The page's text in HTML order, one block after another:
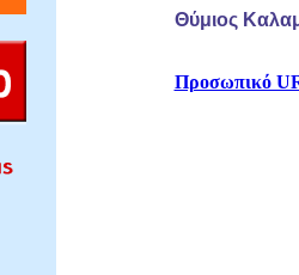
Θύμιος
Προσωπικό